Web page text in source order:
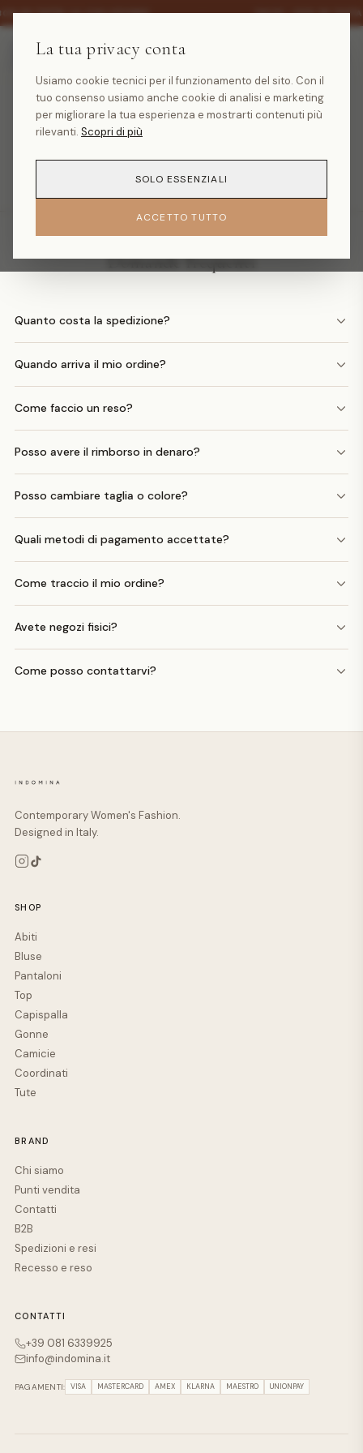
SU TUTTA LA COLLEZIONE · SALDI -30% SU
Prodotto non trovato
Domande frequenti
Quanto costa la spedizione?
Quando arriva il mio ordine?
Come faccio un reso?
Posso avere il rimborso in denaro?
Posso cambiare taglia o colore?
Quali metodi di pagamento accettate?
Come traccio il mio ordine?
Avete negozi fisici?
Come posso contattarvi?
Contemporary Women's Fashion.
Designed in Italy.
SHOP
Abiti
Bluse
Pantaloni
Top
Capispalla
Gonne
Camicie
Coordinati
Tute
BRAND
Chi siamo
Punti vendita
Contatti
B2B
Spedizioni e resi
Recesso e reso
CONTATTI
+39 081 6339925
info@indomina.it
PAGAMENTI: VISA MASTERCARD AMEX KLARNA MAESTRO UNIONPAY
La tua privacy conta
Usiamo cookie tecnici per il funzionamento del sito. Con il
tuo consenso usiamo anche cookie di analisi e marketing
per migliorare la tua esperienza e mostrarti contenuti più
rilevanti. Scopri di più
SOLO ESSENZIALI
ACCETTO TUTTO